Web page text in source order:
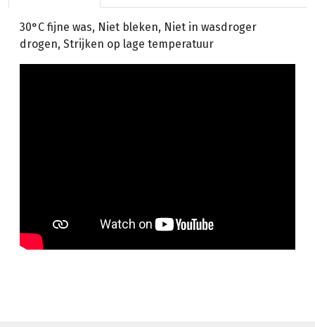
30°C fijne was, Niet bleken, Niet in wasdroger
drogen, Strijken op lage temperatuur